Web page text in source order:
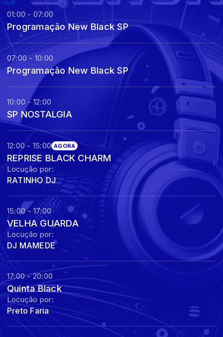
01:00 - 07:00
Programação New Black SP
07:00 - 10:00
Programação New Black SP
10:00 - 12:00
SP NOSTALGIA
12:00 - 15:00 AGORA
REPRISE BLACK CHARM
Locução por:
RATINHO DJ
15:00 - 17:00
VELHA GUARDA
Locução por:
DJ MAMEDE
17:00 - 20:00
Quinta Black
Locução por:
Preto Faria